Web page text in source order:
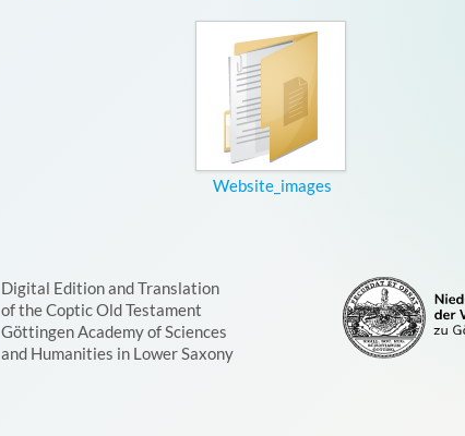
Website_images
Digital Edition and Translation
of the Coptic Old Testament
Göttingen Academy of Sciences
and Humanities in Lower Saxony